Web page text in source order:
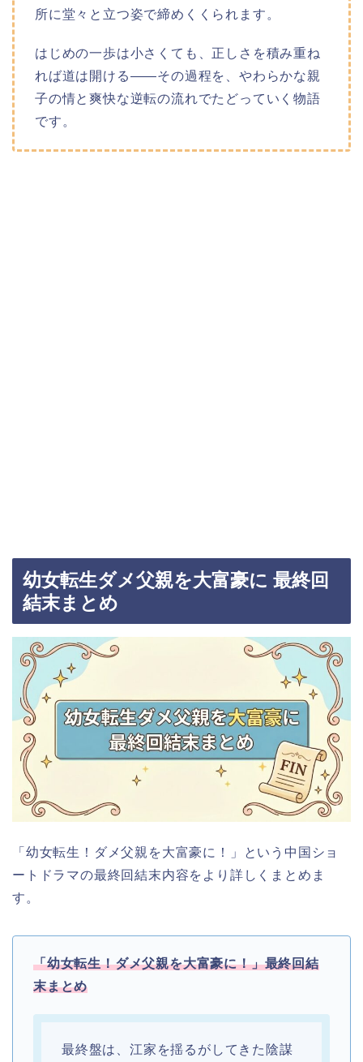
所に堂々と立つ姿で締めくくられます。
はじめの一歩は小さくても、正しさを積み重ね
れば道は開ける――その過程を、やわらかな親
子の情と爽快な逆転の流れでたどっていく物語
です。
幼女転生ダメ父親を大富豪に 最終回
結末まとめ
「幼女転生！ダメ父親を大富豪に！」
という中国ショ
ートドラマの最終回結末内容をより詳しくまとめま
す。
「幼女転生！ダメ父親を大富豪に！」最終回結
末まとめ
最終盤は、江家を揺るがしてきた陰謀